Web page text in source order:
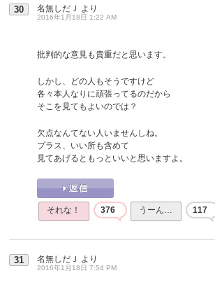
30 名無しだＪ より
2016年1月18日 1:22 AM
批判的な意見も貴重だと思います。
しかし、どの人もそうですけど
各々本人なりに頑張ってるのだから
そこを見てもよいのでは？
欠点なんてない人いませんしね。
プラス、いい所も含めて
見てあげるともっといいと思いますよ。
それな！ 376 うーん… 117
31 名無しだＪ より
2016年1月18日 7:54 PM